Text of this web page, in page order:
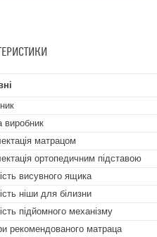
виробник
матрацом
ортопедичним підставою
висувного ящика
ніши для білизни
підйомного механізму
рекомендованого матраца